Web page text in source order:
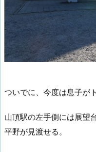
ついでに、今度は息子が
山頂駅の左手側には展望
平野が見渡せる。